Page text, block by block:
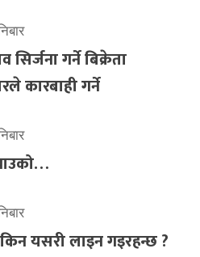
गर्ने बिक्रेता
कारबाही गर्ने
किन यसरी लाइन गइरहन्छ ?